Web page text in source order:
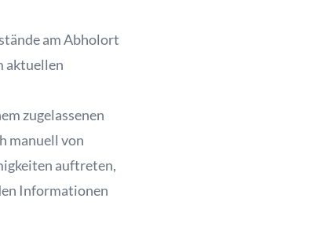
am Abholort
aktuellen
zugelassenen
manuell von
auftreten,
Informationen